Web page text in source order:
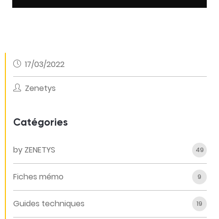
17/03/2022
Zenetys
Catégories
by ZENETYS 49
Fiches mémo 9
Guides techniques 19